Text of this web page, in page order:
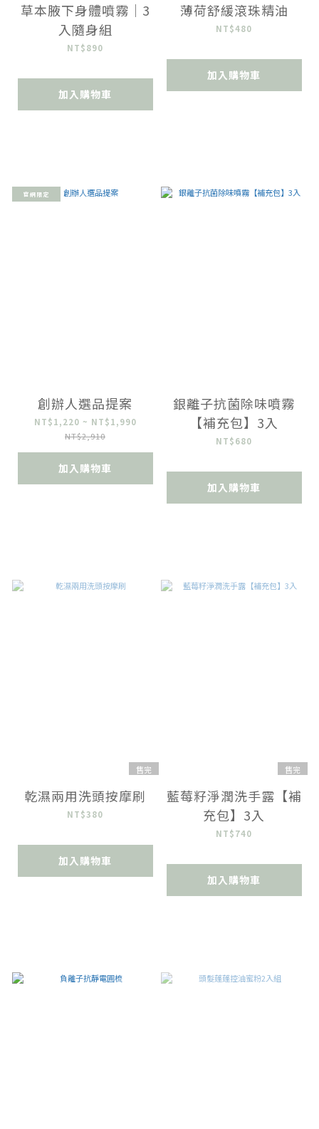
草本腋下身體噴霧｜3
入隨身組
NT$890
加入購物車
薄荷舒緩滾珠精油
NT$480
加入購物車
官網限定
創辦人選品提案
NT$1,220 ~ NT$1,990
NT$2,910
加入購物車
銀離子抗菌除味噴霧
【補充包】3入
NT$680
加入購物車
售完
乾濕兩用洗頭按摩刷
NT$380
加入購物車
售完
藍莓籽淨潤洗手露【補
充包】3入
NT$740
加入購物車